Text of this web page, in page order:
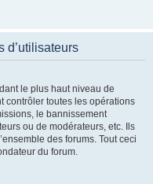
d’utilisateurs
le plus haut niveau de
contrôler toutes les opérations
le bannissement
ou de modérateurs, etc. Ils
des forums. Tout ceci
du forum.